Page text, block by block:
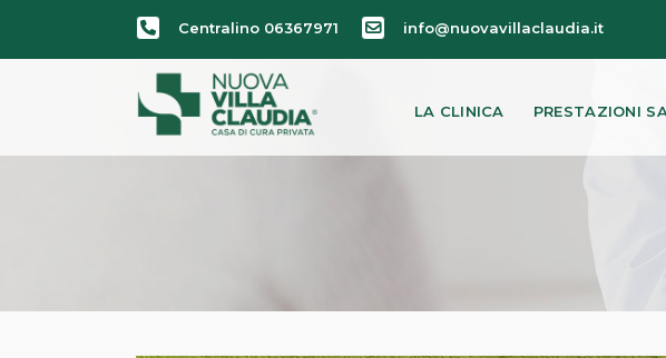
Centralino 06367971 info@nuovavillaclaudia.it
LA CLINICA PRESTAZIONI